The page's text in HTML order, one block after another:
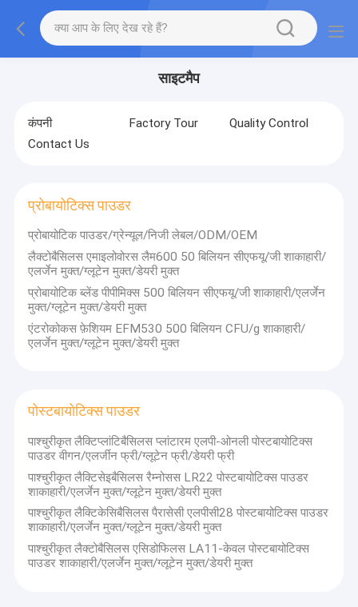
साइटमैप
कंपनी Factory Tour
Quality Control
Contact Us
प्रोबायोटिक्स पाउडर
प्रोबायोटिक पाउडर/ग्रेन्यूल/निजी लेबल/ODM/OEM
लैक्टोबैसिलस एमाइलोवोरस लैम600 50 बिलियन सीएफयू/जी शाकाहारी/
एलर्जेन मुक्त/ग्लूटेन मुक्त/डेयरी मुक्त
प्रोबायोटिक ब्लेंड पीपीमिक्स 500 बिलियन सीएफयू/जी शाकाहारी/एलर्जेन
मुक्त/ग्लूटेन मुक्त/डेयरी मुक्त
एंटरोकोकस फ़ेशियम EFM530 500 बिलियन CFU/g शाकाहारी/
एलर्जेन मुक्त/ग्लूटेन मुक्त/डेयरी मुक्त
पोस्टबायोटिक्स पाउडर
पाश्चुरीकृत लैक्टिप्लांटिबैसिलस प्लांटारम एलपी-ओनली पोस्टबायोटिक्स
पाउडर वीगन/एलर्जीन फ्री/ग्लूटेन फ्री/डेयरी फ्री
पाश्चुरीकृत लैक्टिसेइबैसिलस रैम्नोसस LR22 पोस्टबायोटिक्स पाउडर
शाकाहारी/एलर्जेन मुक्त/ग्लूटेन मुक्त/डेयरी मुक्त
पाश्चुरीकृत लैक्टिकेसिबैसिलस पैरासेसी एलपीसी28 पोस्टबायोटिक्स पाउडर
शाकाहारी/एलर्जेन मुक्त/ग्लूटेन मुक्त/डेयरी मुक्त
पाश्चुरीकृत लैक्टोबैसिलस एसिडोफिलस LA11-केवल पोस्टबायोटिक्स
पाउडर शाकाहारी/एलर्जेन मुक्त/ग्लूटेन मुक्त/डेयरी मुक्त